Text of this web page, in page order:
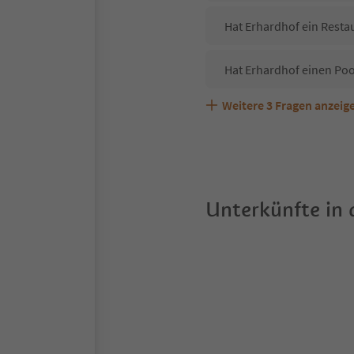
Hat Erhardhof ein
Hat Erhardhof einen
Sind Haustiere in der
Welche Services bietet
Weitere 3 Fragen
Unterkünfte in